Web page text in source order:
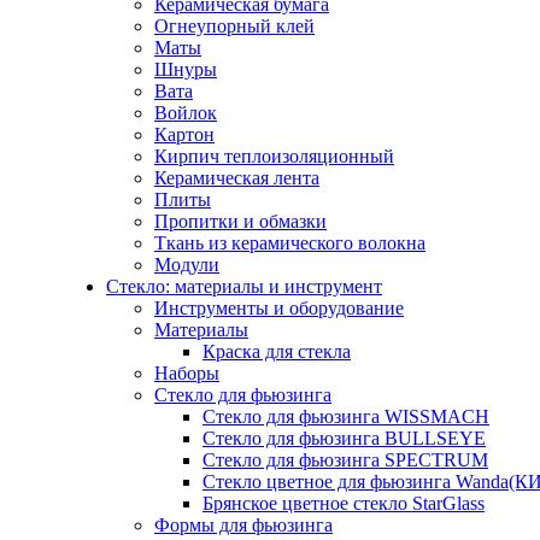
Керамическая бумага
Огнеупорный клей
Маты
Шнуры
Вата
Войлок
Картон
Кирпич теплоизоляционный
Керамическая лента
Плиты
Пропитки и обмазки
Ткань из керамического волокна
Модули
Стекло: материалы и инструмент
Инструменты и оборудование
Материалы
Краска для стекла
Наборы
Стекло для фьюзинга
Стекло для фьюзинга WISSMACH
Стекло для фьюзинга BULLSEYE
Стекло для фьюзинга SPECTRUM
Стекло цветное для фьюзинга
Брянское цветное стекло StarGlass
Формы для фьюзинга